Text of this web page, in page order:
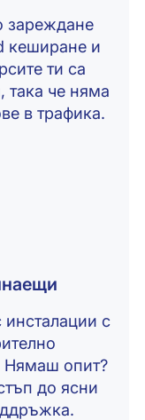
зареждане
кеширане и
ти са
така че няма
в трафика.
инсталации с
Нямаш опит?
до ясни